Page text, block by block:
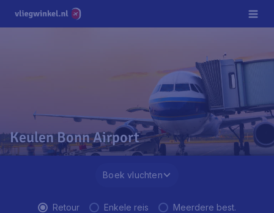
Keulen Bonn Airport
Boek vluchten
Retour Enkele reis Meerdere best.